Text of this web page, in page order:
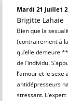
Mardi 21 Juillet
Brigitte Lahaie
Bien que la
(contrairement à
qu’elle demeure
de l’individu.
l’amour et le
antidépresseurs
stressant.